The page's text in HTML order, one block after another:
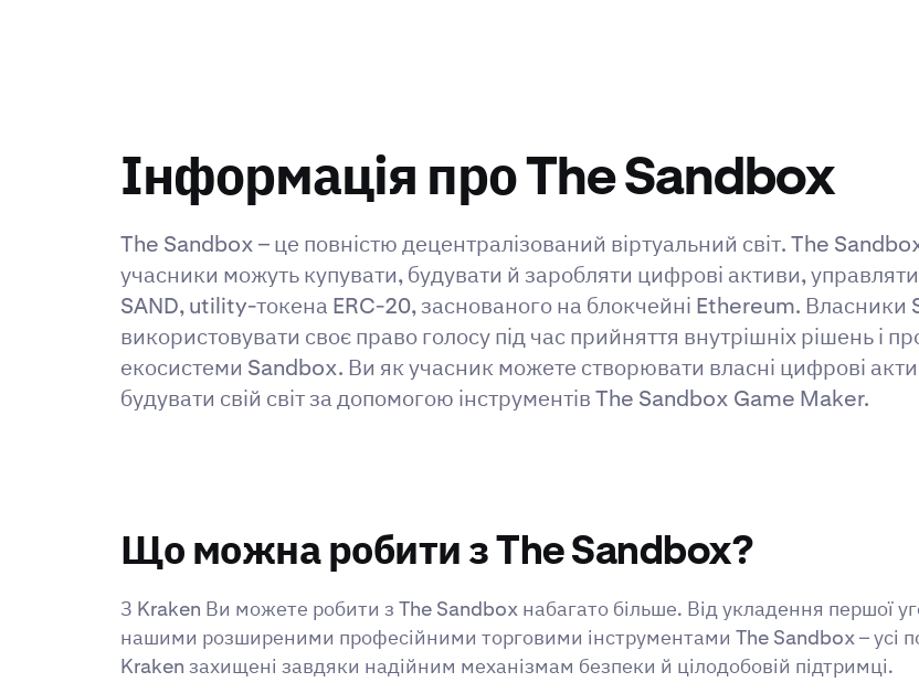
Інформація про The Sandbox
The Sandbox – це повністю децентралізований віртуальний світ. The
учасники можуть купувати, будувати й заробляти цифрові активи,
SAND, utility-токена ERC-20, заснованого на блокчейні Ethereum. Власники
використовувати своє право голосу під час прийняття внутрішніх рішень і
екосистеми Sandbox. Ви як учасник можете створювати власні цифрові
будувати свій світ за допомогою інструментів The Sandbox Game Maker.
Що можна робити з The Sandbox?
З Kraken Ви можете робити з The Sandbox набагато більше. Від укладення першої
нашими розширеними професійними торговими інструментами The Sandbox – усі
Kraken захищені завдяки надійним механізмам безпеки й цілодобовій підтримці.